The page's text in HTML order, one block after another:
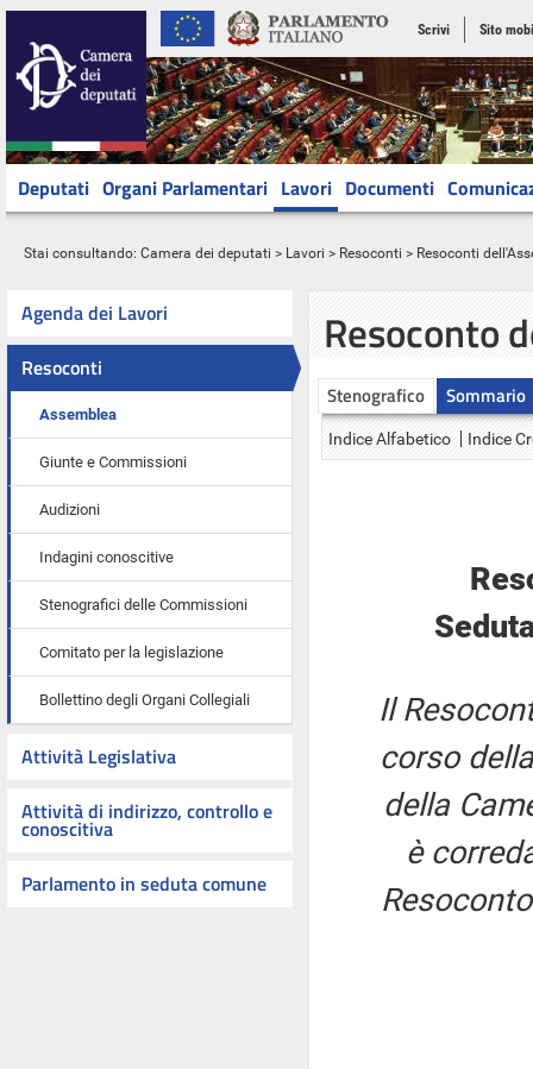
Scrivi Sito
Deputati Organi Parlamentari Lavori Documenti
Stai consultando: Camera dei deputati > Lavori > Resoconti > Resoconti
Agenda dei Lavori
Resoconti
Assemblea
Giunte e Commissioni
Audizioni
Indagini conoscitive
Stenografici delle Commissioni
Comitato per la legislazione
Bollettino degli Organi Collegiali
Attività Legislativa
Attività di indirizzo, controllo e
conoscitiva
Parlamento in seduta comune
Resoconto
Stenografico Sommario
Indice Alfabetico Indice
Il
corso
della
è